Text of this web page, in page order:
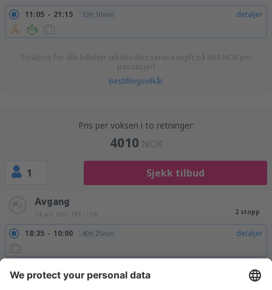
11:05 21:15 33h 10min detaljer
Totalpris for alle billetter (ekskludert serviceavgift på 608 NOK per
passasjer)
Bestillingsvilkår
Pris per voksen i to retninger:
4010 NOK
1 Sjekk tilbud
Avgang
14 jan. (tor) TRF - LPA 2 stopp
18:35 10:00 40h 25min detaljer
Retur